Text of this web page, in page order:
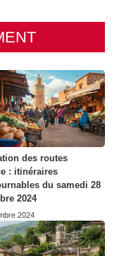
des routes
: itinéraires
du samedi 28
2024
2024